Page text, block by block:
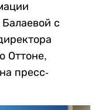
с
Оттоне,
пресс-